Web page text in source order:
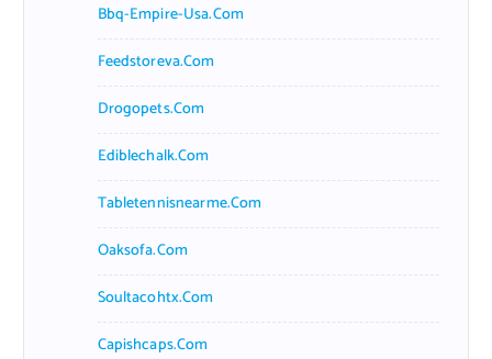
Bbq-Empire-Usa.com
Feedstoreva.com
Drogopets.com
Ediblechalk.com
Tabletennisnearme.com
Oaksofa.com
Soultacohtx.com
Capishcaps.com